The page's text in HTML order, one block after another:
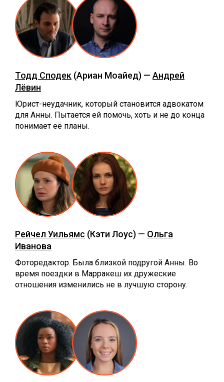
Тодд Сподек (Ариан Моайед) — Андрей
Лёвин
Юрист-неудачник, который становится адвокатом
для Анны. Пытается ей помочь, хоть и не до конца
понимает её планы.
Рейчел Уильямс (Кэти Лоус) — Ольга
Иванова
Фоторедактор. Была близкой подругой Анны. Во
время поездки в Марракеш их дружеские
отношения изменились не в лучшую сторону.